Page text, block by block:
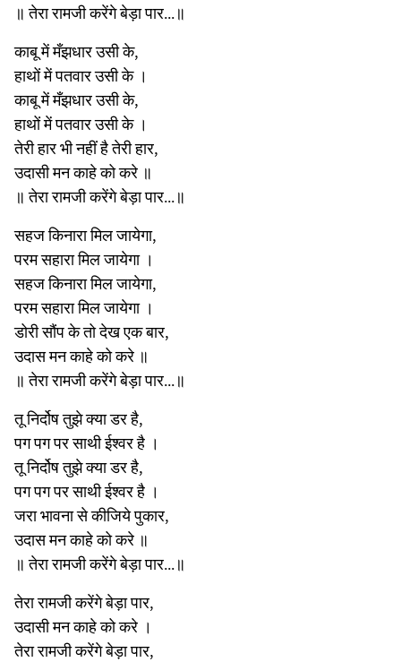
॥ तेरा रामजी करेंगे बेड़ा पार...॥
काबू में मँझधार उसी के,
हाथों में पतवार उसी के ।
काबू में मँझधार उसी के,
हाथों में पतवार उसी के ।
तेरी हार भी नहीं है तेरी हार,
उदासी मन काहे को करे ॥
॥ तेरा रामजी करेंगे बेड़ा पार...॥
सहज किनारा मिल जायेगा,
परम सहारा मिल जायेगा ।
सहज किनारा मिल जायेगा,
परम सहारा मिल जायेगा ।
डोरी सौंप के तो देख एक बार,
उदास मन काहे को करे ॥
॥ तेरा रामजी करेंगे बेड़ा पार...॥
तू निर्दोष तुझे क्या डर है,
पग पग पर साथी ईश्वर है ।
तू निर्दोष तुझे क्या डर है,
पग पग पर साथी ईश्वर है ।
जरा भावना से कीजिये पुकार,
उदास मन काहे को करे ॥
॥ तेरा रामजी करेंगे बेड़ा पार...॥
तेरा रामजी करेंगे बेड़ा पार,
उदासी मन काहे को करे ।
तेरा रामजी करेंगे बेड़ा पार,